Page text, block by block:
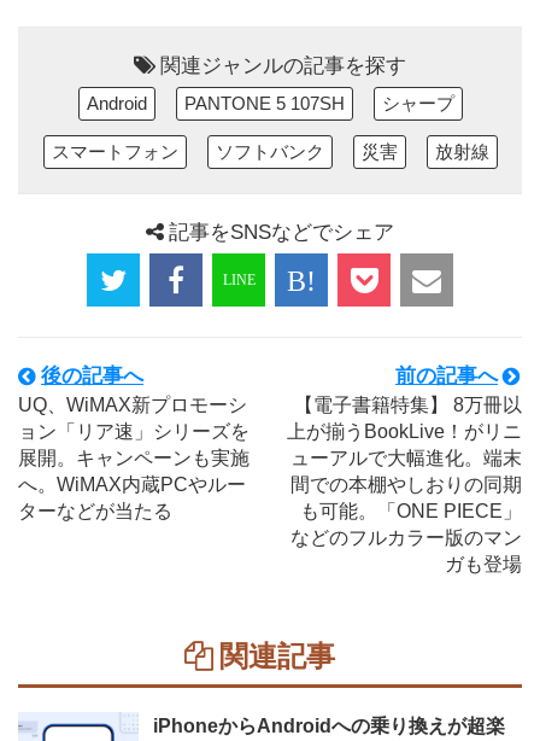
関連ジャンルの記事を探す
Android PANTONE 5 107SH シャープ
スマートフォン ソフトバンク 災害 放射線
記事をSNSなどでシェア
後の記事へ
UQ、WiMAX新プロモーシ
ョン「リア速」シリーズを
展開。キャンペーンも実施
へ。WiMAX内蔵PCやルー
ターなどが当たる
前の記事へ
【電子書籍特集】 8万冊以
上が揃うBookLive！がリニ
ューアルで大幅進化。端末
間での本棚やしおりの同期
も可能。「ONE PIECE」
などのフルカラー版のマン
ガも登場
関連記事
iPhoneからAndroidへの乗り換えが超楽